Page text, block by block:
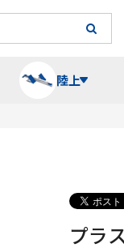
ングシャツ・タイツ
陸上
・スペアパーツプラ